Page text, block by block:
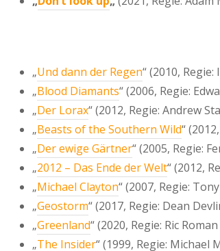
„Und dann der Regen“ (2010,
„Blood Diamants“ (2006, Regie:
„Der Lorax“ (2012, Regie: Andrew
„Beasts of the Southern Wild“
„Der ewige Gärtner“ (2005, Regie:
„2012 – Das Ende der Welt“ (2012,
„Michael Clayton“ (2007, Regie:
„Geostorm“ (2017, Regie: Dean
„Greenland“ (2020, Regie: Ric
„The Insider“ (1999, Regie: Michael